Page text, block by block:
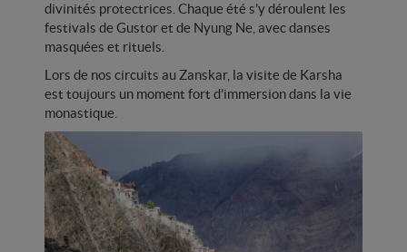
divinités protectrices. Chaque été s’y déroulent les
festivals de Gustor et de Nyung Ne, avec danses
masquées et rituels.
Lors de nos circuits au Zanskar, la visite de Karsha
est toujours un moment fort d’immersion dans la vie
monastique.